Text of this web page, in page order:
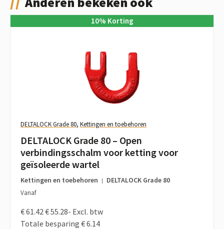
10% Korting
DELTALOCK Grade 80, Kettingen en toebehoren
DELTALOCK Grade 80 – Open
verbindingsschalm voor ketting voor
geïsoleerde wartel
Kettingen en toebehoren DELTALOCK Grade 80
Vanaf
€ 61.42 € 55.28- Excl. btw
Totale besparing € 6.14